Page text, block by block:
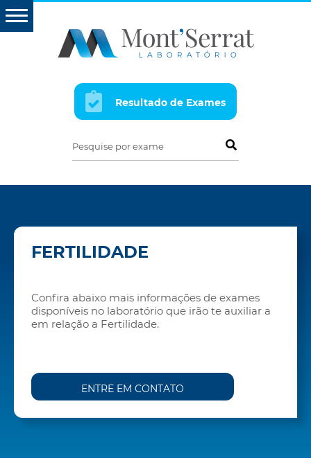
Resultado de Exames
Pesquise por exame
FERTILIDADE
Confira abaixo mais informações de exames
disponíveis no laboratório que irão te auxiliar a
em relação a Fertilidade.
ENTRE EM CONTATO